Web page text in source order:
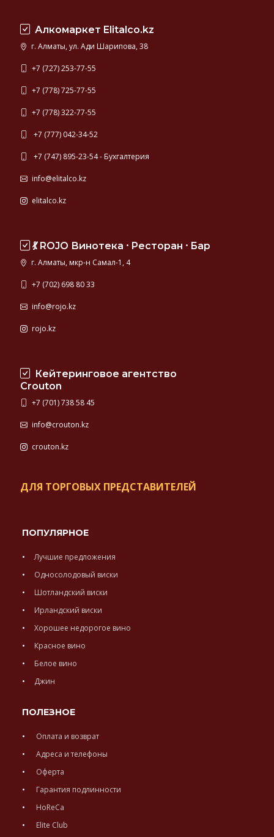
Алкомаркет Elitalco.kz
г. Алматы, ул. Ади Шарипова, 38
+7 (727) 253-77-55
+7 (778) 725-77-55
+7 (778) 322-77-55
+7 (777) 042-34-52
+7 (747) 895-23-54 - Бухгалтерия
info@elitalco.kz
elitalco.kz
💃 ROJO Винотека ⸱ Ресторан ⸱ Бар
г. Алматы, мкр-н Самал-1, 4
+7 (702) 698 80 33
info@rojo.kz
rojo.kz
Кейтеринговое агентство
Crouton
+7 (701) 738 58 45
info@crouton.kz
crouton.kz
ДЛЯ ТОРГОВЫХ ПРЕДСТАВИТЕЛЕЙ
ПОПУЛЯРНОЕ
Лучшие предложения
Односолодовый виски
Шотландский виски
Ирландский виски
Хорошее недорогое вино
Красное вино
Белое вино
Джин
ПОЛЕЗНОЕ
Оплата и возврат
Адреса и телефоны
Оферта
Гарантия подлинности
HoReCa
Elite Club